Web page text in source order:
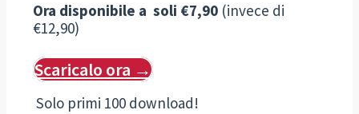
Ora disponibile a soli €7,90(invece di
€12,90)
Scaricalo ora →
Solo primi 100 download!